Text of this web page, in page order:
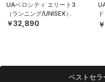
UAベロシティ エリート3
（ランニング/UNISEX）
￥32,890
ベストセラ